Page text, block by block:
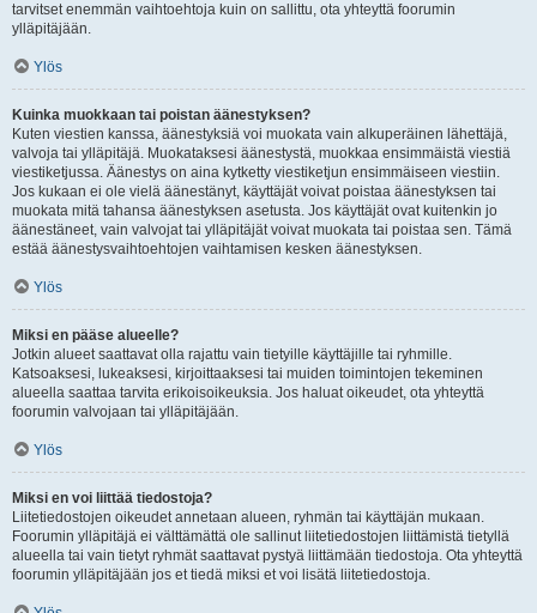
tarvitset enemmän vaihtoehtoja kuin on sallittu, ota yhteyttä foorumin
ylläpitäjään.
Ylös
Kuinka muokkaan tai poistan äänestyksen?
Kuten viestien kanssa, äänestyksiä voi muokata vain alkuperäinen lähettäjä,
valvoja tai ylläpitäjä. Muokataksesi äänestystä, muokkaa ensimmäistä viestiä
viestiketjussa. Äänestys on aina kytketty viestiketjun ensimmäiseen viestiin.
Jos kukaan ei ole vielä äänestänyt, käyttäjät voivat poistaa äänestyksen tai
muokata mitä tahansa äänestyksen asetusta. Jos käyttäjät ovat kuitenkin jo
äänestäneet, vain valvojat tai ylläpitäjät voivat muokata tai poistaa sen. Tämä
estää äänestysvaihtoehtojen vaihtamisen kesken äänestyksen.
Ylös
Miksi en pääse alueelle?
Jotkin alueet saattavat olla rajattu vain tietyille käyttäjille tai ryhmille.
Katsoaksesi, lukeaksesi, kirjoittaaksesi tai muiden toimintojen tekeminen
alueella saattaa tarvita erikoisoikeuksia. Jos haluat oikeudet, ota yhteyttä
foorumin valvojaan tai ylläpitäjään.
Ylös
Miksi en voi liittää tiedostoja?
Liitetiedostojen oikeudet annetaan alueen, ryhmän tai käyttäjän mukaan.
Foorumin ylläpitäjä ei välttämättä ole sallinut liitetiedostojen liittämistä tietyllä
alueella tai vain tietyt ryhmät saattavat pystyä liittämään tiedostoja. Ota yhteyttä
foorumin ylläpitäjään jos et tiedä miksi et voi lisätä liitetiedostoja.